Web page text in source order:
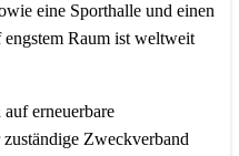
eine Sporthalle und einen
Raum ist weltweit
erneuerbare
Zweckverband